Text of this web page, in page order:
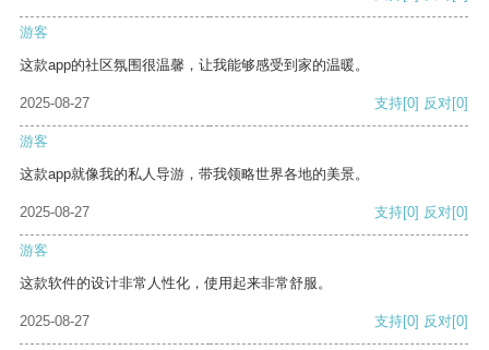
游客
这款app的社区氛围很温馨，让我能够感受到家的温暖。
2025-08-27 支持[0] 反对[0]
游客
这款app就像我的私人导游，带我领略世界各地的美景。
2025-08-27 支持[0] 反对[0]
游客
这款软件的设计非常人性化，使用起来非常舒服。
2025-08-27 支持[0] 反对[0]